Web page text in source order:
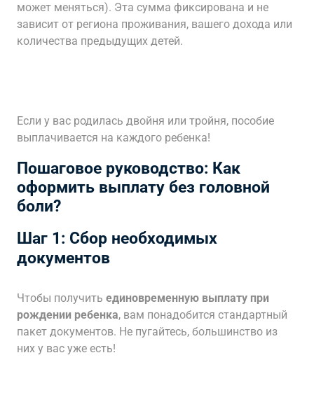
может меняться). Эта сумма фиксирована и не
зависит от региона проживания, вашего дохода или
количества предыдущих детей.
Если у вас родилась двойня или тройня, пособие
выплачивается на каждого ребенка!
Пошаговое руководство: Как
оформить выплату без головной
боли?
Шаг 1: Сбор необходимых
документов
Чтобы получить единовременную выплату при
рождении ребенка, вам понадобится стандартный
пакет документов. Не пугайтесь, большинство из
них у вас уже есть!